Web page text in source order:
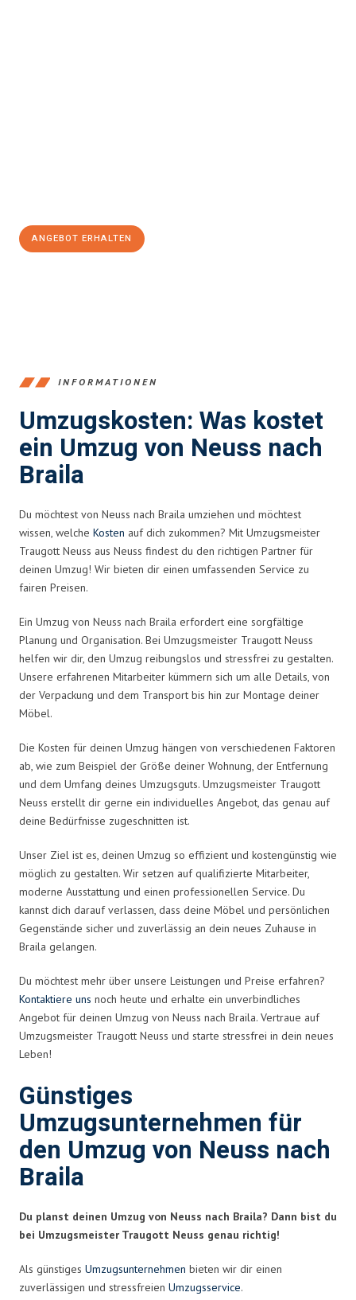
ANGEBOT ERHALTEN
INFORMATIONEN
Umzugskosten: Was kostet
ein Umzug von Neuss nach
Braila
Du möchtest von Neuss nach Braila umziehen und möchtest
wissen, welche Kosten auf dich zukommen? Mit Umzugsmeister
Traugott Neuss aus Neuss findest du den richtigen Partner für
deinen Umzug! Wir bieten dir einen umfassenden Service zu
fairen Preisen.
Ein Umzug von Neuss nach Braila erfordert eine sorgfältige
Planung und Organisation. Bei Umzugsmeister Traugott Neuss
helfen wir dir, den Umzug reibungslos und stressfrei zu gestalten.
Unsere erfahrenen Mitarbeiter kümmern sich um alle Details, von
der Verpackung und dem Transport bis hin zur Montage deiner
Möbel.
Die Kosten für deinen Umzug hängen von verschiedenen Faktoren
ab, wie zum Beispiel der Größe deiner Wohnung, der Entfernung
und dem Umfang deines Umzugsguts. Umzugsmeister Traugott
Neuss erstellt dir gerne ein individuelles Angebot, das genau auf
deine Bedürfnisse zugeschnitten ist.
Unser Ziel ist es, deinen Umzug so effizient und kostengünstig wie
möglich zu gestalten. Wir setzen auf qualifizierte Mitarbeiter,
moderne Ausstattung und einen professionellen Service. Du
kannst dich darauf verlassen, dass deine Möbel und persönlichen
Gegenstände sicher und zuverlässig an dein neues Zuhause in
Braila gelangen.
Du möchtest mehr über unsere Leistungen und Preise erfahren?
Kontaktiere uns noch heute und erhalte ein unverbindliches
Angebot für deinen Umzug von Neuss nach Braila. Vertraue auf
Umzugsmeister Traugott Neuss und starte stressfrei in dein neues
Leben!
Günstiges
Umzugsunternehmen für
den Umzug von Neuss nach
Braila
Du planst deinen Umzug von Neuss nach Braila? Dann bist du
bei Umzugsmeister Traugott Neuss genau richtig!
Als günstiges Umzugsunternehmen bieten wir dir einen
zuverlässigen und stressfreien Umzugsservice.